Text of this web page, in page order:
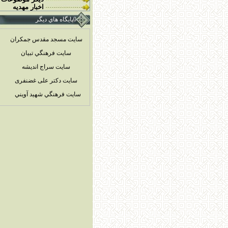
اخبار مهديه
0پايگاه هاي ديگر
سایت مسجد مقدس جمکران
سايت فرهنگي تبيان
سايت سراج انديشه
سایت دکتر علی غضنفری
سايت فرهنگي شهيد آويني